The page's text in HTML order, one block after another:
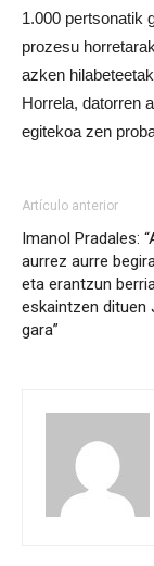
1.000 pertsonatik
prozesu
azken
Horrela, datorren
egitekoa zen
Artículo anterior
Imanol Pradales:
aurrez aurre
eta erantzun
eskaintzen dituen
gara”